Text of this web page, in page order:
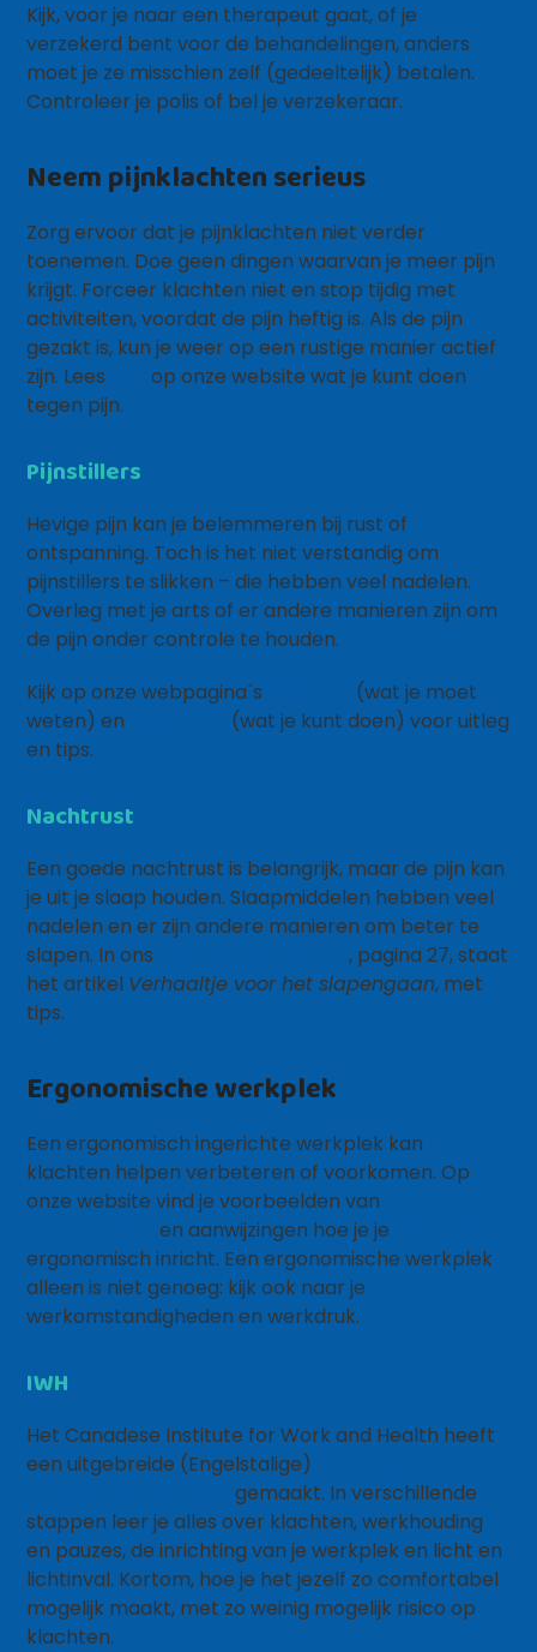
Kijk, voor je naar een therapeut gaat, of je
verzekerd bent voor de behandelingen, anders
moet je ze misschien zelf (gedeeltelijk) betalen.
Controleer je polis of bel je verzekeraar.
Neem pijnklachten serieus
Zorg ervoor dat je pijnklachten niet verder
toenemen. Doe geen dingen waarvan je meer pijn
krijgt. Forceer klachten niet en stop tijdig met
activiteiten, voordat de pijn heftig is. Als de pijn
gezakt is, kun je weer op een rustige manier actief
zijn. Lees
op onze website wat je kunt doen
tegen pijn.
Pijnstillers
Hevige pijn kan je belemmeren bij rust of
ontspanning. Toch is het niet verstandig om
pijnstillers te slikken – die hebben veel nadelen.
Overleg met je arts of er andere manieren zijn om
de pijn onder controle te houden.
Kijk op onze webpagina´s
(wat je moet
weten) en
(wat je kunt doen) voor uitleg
en tips.
Nachtrust
Een goede nachtrust is belangrijk, maar de pijn kan
je uit je slaap houden. Slaapmiddelen hebben veel
nadelen en er zijn andere manieren om beter te
slapen. In ons
RSI-Magazine 2016-1, pagina 27, staat
het artikel Verhaaltje voor het slapengaan, met
tips.
Ergonomische werkplek
Een ergonomisch ingerichte werkplek kan
klachten helpen verbeteren of voorkomen. Op
onze website vind je voorbeelden van
en aanwijzingen hoe je je
ergonomisch inricht. Een ergonomische werkplek
alleen is niet genoeg: kijk ook naar je
werkomstandigheden en werkdruk.
IWH
Het Canadese Institute for Work and Health heeft
een uitgebreide (Engelstalige)
gemaakt. In verschillende
stappen leer je alles over klachten, werkhouding
en pauzes, de inrichting van je werkplek en licht en
lichtinval. Kortom, hoe je het jezelf zo comfortabel
mogelijk maakt, met zo weinig mogelijk risico op
klachten.